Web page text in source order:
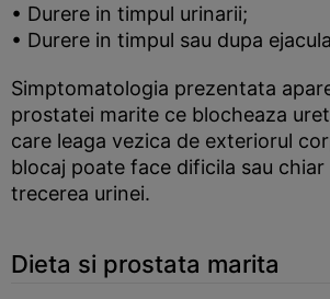
• Durere in timpul urinarii;
• Durere in timpul sau dupa
Simptomatologia prezentata
prostatei marite ce blocheaza
care leaga vezica de exteriorul
blocaj poate face dificila sau chiar
trecerea urinei.
Dieta si prostata marita